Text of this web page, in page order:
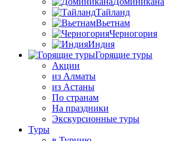
Тайланд
Вьетнам
Черногория
Индия
Горящие туры
Акции
из Алматы
из Астаны
По странам
На праздники
Экскурсионные туры
Туры